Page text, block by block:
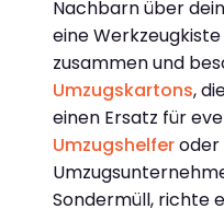
Nachbarn über
eine
zusammen und
Umzugskartons,
einen Ersatz für
Umzugshelferoder
Sondermüll, richte